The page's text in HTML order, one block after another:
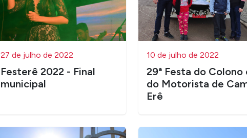
27 de julho de 2022
Festerê 2022 - Final
municipal
10 de julho de 2022
29ª Festa do Colono
do Motorista de
Erê